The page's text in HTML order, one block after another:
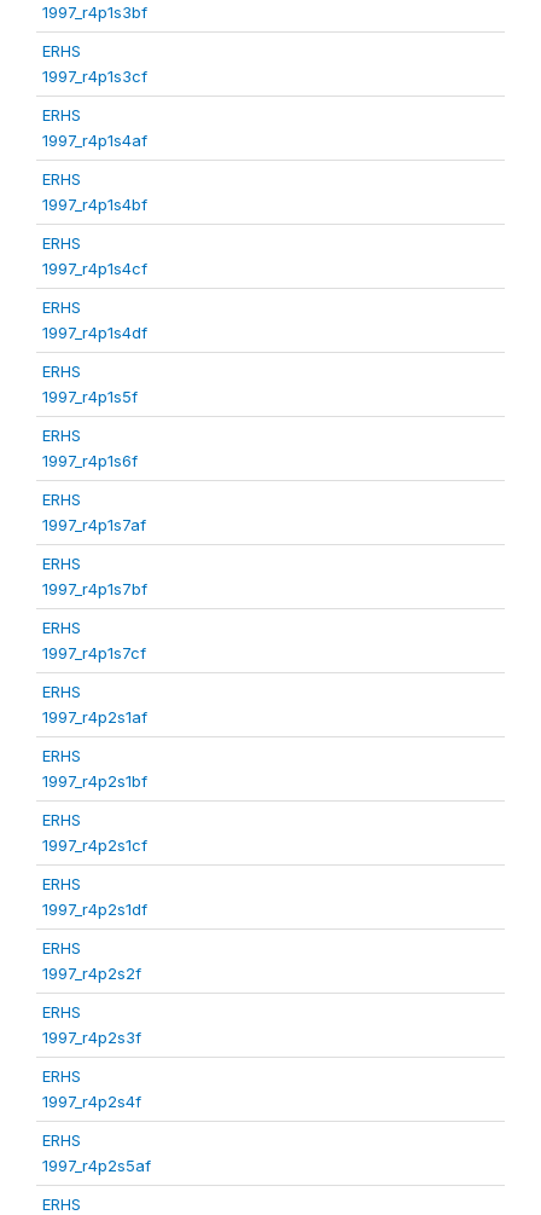
1997_r4p1s3bf
ERHS
1997_r4p1s3cf
ERHS
1997_r4p1s4af
ERHS
1997_r4p1s4bf
ERHS
1997_r4p1s4cf
ERHS
1997_r4p1s4df
ERHS
1997_r4p1s5f
ERHS
1997_r4p1s6f
ERHS
1997_r4p1s7af
ERHS
1997_r4p1s7bf
ERHS
1997_r4p1s7cf
ERHS
1997_r4p2s1af
ERHS
1997_r4p2s1bf
ERHS
1997_r4p2s1cf
ERHS
1997_r4p2s1df
ERHS
1997_r4p2s2f
ERHS
1997_r4p2s3f
ERHS
1997_r4p2s4f
ERHS
1997_r4p2s5af
ERHS